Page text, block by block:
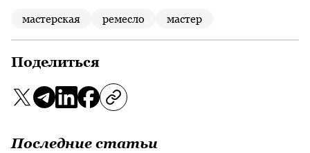
мастерская ремесло мастер
Поделиться
Последние статьи